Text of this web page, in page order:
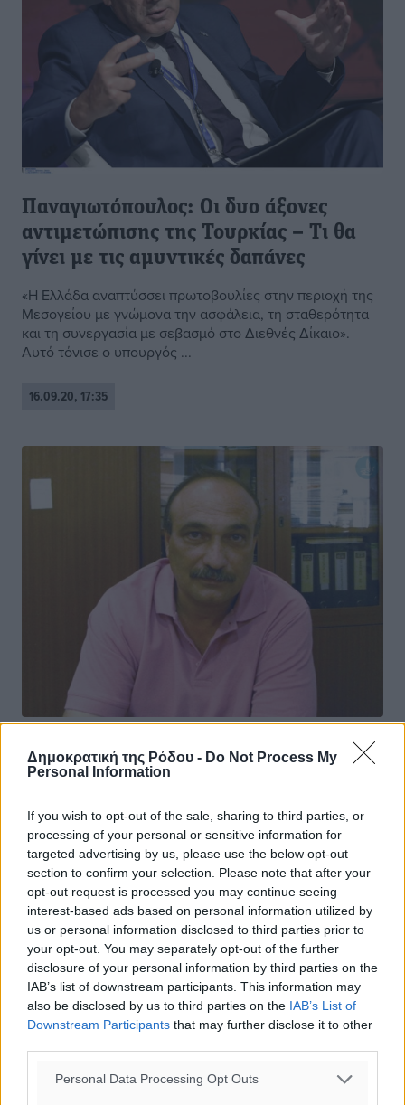
Δημοκρατική της Ρόδου - Do Not Process My
Personal Information
If you wish to opt-out of the sale, sharing to third parties, or
processing of your personal or sensitive information for
targeted advertising by us, please use the below opt-out
section to confirm your selection. Please note that after your
opt-out request is processed you may continue seeing
interest-based ads based on personal information utilized by
us or personal information disclosed to third parties prior to
your opt-out. You may separately opt-out of the further
disclosure of your personal information by third parties on the
IAB’s list of downstream participants. This information may
also be disclosed by us to third parties on the IAB’s List of
Downstream Participants that may further disclose it to other
Personal Data Processing Opt Outs
Παναγιωτόπουλος: Οι δυο άξονες
αντιμετώπισης της Τουρκίας – Τι θα
γίνει με τις αμυντικές δαπάνες
«Η Ελλάδα αναπτύσσει πρωτοβουλίες στην περιοχή της
Μεσογείου με γνώμονα την ασφάλεια, τη σταθερότητα
και τη συνεργασία με σεβασμό στο Διεθνές Δίκαιο».
Αυτό τόνισε ο υπουργός ...
16.09.20, 17:35
Σωματείο Ξενοδοχοϋπαλλήλων Ρόδου:
«Όπου ακούς πολλά κεράσια κράτα
Οι εξαγγελίες του Πρωθυπουργού στην Διεθνή έκθεση
Θεσσαλονίκης επιβεβαιώνουν την παροιμία ” Όπου
ακούς πολλά κεράσια κράτα μικρό καλάθι”. Μετά τις
δεσμεύσεις του ...
16.09.20, 17:31